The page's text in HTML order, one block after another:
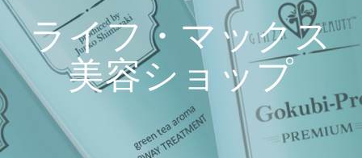
ライフ・マックス
美容ショップ